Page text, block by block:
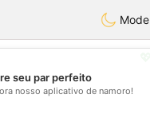
olombiaCitas
Mode
seu par perfeito
nosso aplicativo de namoro!